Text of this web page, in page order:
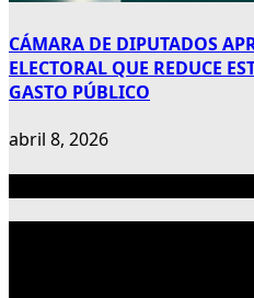
CÁMARA DE DIPUTADOS
ELECTORAL QUE REDUCE
GASTO PÚBLICO
abril 8, 2026